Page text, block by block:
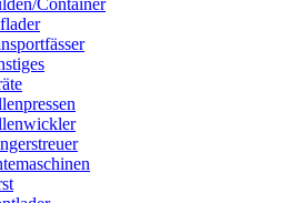
Container